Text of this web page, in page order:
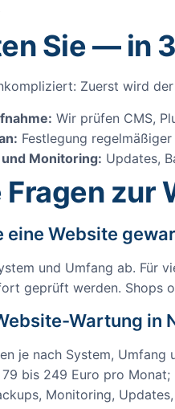
Sie — in
Zuerst wird
Wir prüfen CMS,
Festlegung
Monitoring: Updates,
Fragen zur
eine Website
und Umfang ab. Für
geprüft werden. Shops
Wartung in
je nach System,
bis 249 Euro pro
Monitoring,